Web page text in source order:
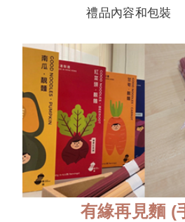
禮品內容和包裝
有緣再見麵 (